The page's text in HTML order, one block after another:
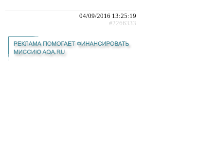
04/09/2016 13:25:19
#2266333